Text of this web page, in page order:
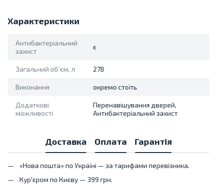
Характеристики
Антибактеріальний
захист
є
Загальний об`єм, л 278
Виконання окремо стоїть
Додаткові
можливості
Перенавішування дверей,
Антибактеріальний захист
Доставка Оплата Гарантія
«Нова пошта» по Україні — за тарифами перевізника.
Кур'єром по Києву — 399 грн.